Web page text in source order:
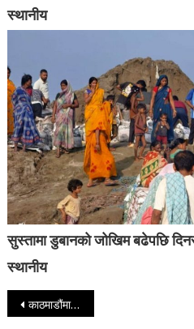
स्थानीय
सुस्तामा डुबानको जोखिम बढेपछि
स्थानीय
Post navigation
काठमाडौंमा सुकुम्बासी बस्ती माथिसम्म बाढी आउने भएकाले हटाउन खोजेको थिएँ- बालेन